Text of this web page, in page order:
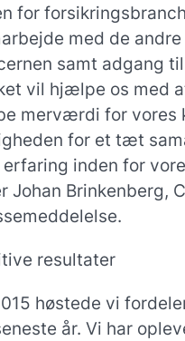
for
med de
samt adgang
vil hjælpe os med
merværdi for vores
for et tæt
erfaring inden for
Johan Brinkenberg,
resultater
høstede vi
år. Vi har